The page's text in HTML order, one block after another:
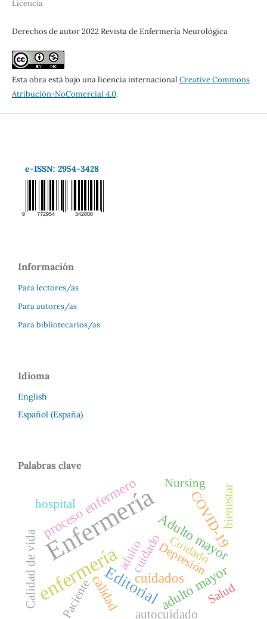
Licencia
Derechos de autor 2022 Revista de Enfermería Neurológica
Esta obra está bajo una licencia internacional Creative Commons
Atribución-NoComercial 4.0.
e-ISSN: 2954-3428
Información
Para lectores/as
Para autores/as
Para bibliotecarios/as
Idioma
English
Español (España)
Palabras clave
Enfermería
enfermeríaEditorial
Adulto mayor
proceso enfermero
adulto mayor
cuidados
COVID-19
cuidado
calidad
Calidad de vida Cuidado
autocuidado
Depresión
Paciente
hospital
adulto
Salud
bienestar
Nursing